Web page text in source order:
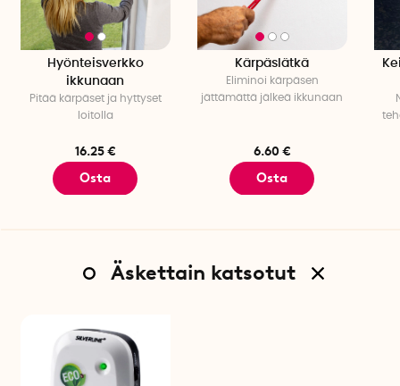
Hyönteisverkko
ikkunaan
Pitää kärpäset ja hyttyset
loitolla
16.25 €
Osta
Kärpäslätkä
Eliminoi kärpäsen
jättämättä jälkeä ikkunaan
6.60 €
Osta
Äskettain katsotut